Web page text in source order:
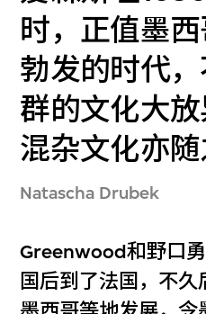
时，正值墨
勃发的时代
群的文化大
混杂文化亦
Natascha Drubek
Greenwood和野口
国后到了法国，不